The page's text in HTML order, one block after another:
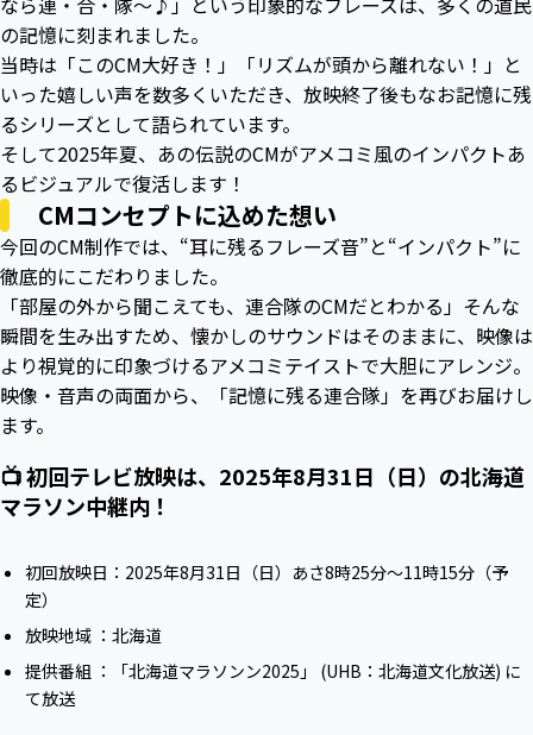
の記憶に刻まれました。
当時は「このCM大好き！」「リズムが頭から離れない！」と
いった嬉しい声を数多くいただき、放映終了後もなお記憶に残
るシリーズとして語られています。
そして2025年夏、あの伝説のCMがアメコミ風のインパクトあ
るビジュアルで復活します！
CMコンセプトに込めた想い
今回のCM制作では、“耳に残るフレーズ音”と“インパクト”に
徹底的にこだわりました。
「部屋の外から聞こえても、連合隊のCMだとわかる」そんな
瞬間を生み出すため、懐かしのサウンドはそのままに、映像は
より視覚的に印象づけるアメコミテイストで大胆にアレンジ。
映像・音声の両面から、「記憶に残る連合隊」を再びお届けし
ます。
📺 初回テレビ放映は、2025年8月31日（日）の北海道
マラソン中継内！
初回放映日：2025年8月31日（日）あさ8時25分～11時15分（予
定）
放映地域 ：北海道
提供番組 ：「北海道マラソンン2025」 (UHB：北海道文化放送) に
て放送